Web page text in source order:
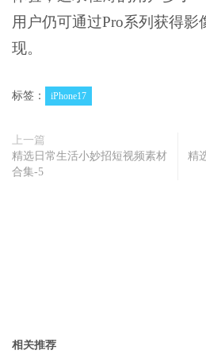
用户仍可通过Pro系列获得影
现。
标签： iPhone17
上一篇
精选日常生活小妙招短视频素材
合集-5
精
相关推荐